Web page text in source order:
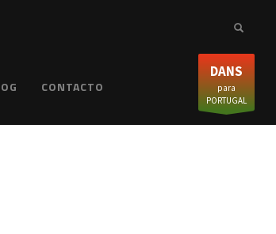
CONTACTO
DANS
para
PORTUGAL